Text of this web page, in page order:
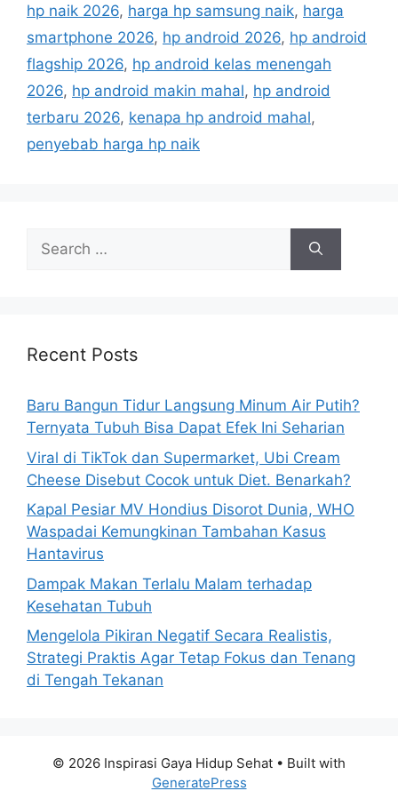
o
r
i
e
s
s
hp naik 2026, harga hp samsung naik, harga
smartphone 2026, hp android 2026, hp android
flagship 2026, hp android kelas menengah
2026, hp android makin mahal, hp android
terbaru 2026, kenapa hp android mahal,
penyebab harga hp naik
h
r
:
Recent Posts
Baru Bangun Tidur Langsung Minum Air Putih?
Ternyata Tubuh Bisa Dapat Efek Ini Seharian
Viral di TikTok dan Supermarket, Ubi Cream
Cheese Disebut Cocok untuk Diet. Benarkah?
Kapal Pesiar MV Hondius Disorot Dunia, WHO
Waspadai Kemungkinan Tambahan Kasus
Hantavirus
Dampak Makan Terlalu Malam terhadap
Kesehatan Tubuh
Mengelola Pikiran Negatif Secara Realistis,
Strategi Praktis Agar Tetap Fokus dan Tenang
di Tengah Tekanan
© 2026 Inspirasi Gaya Hidup Sehat • Built with
GeneratePress